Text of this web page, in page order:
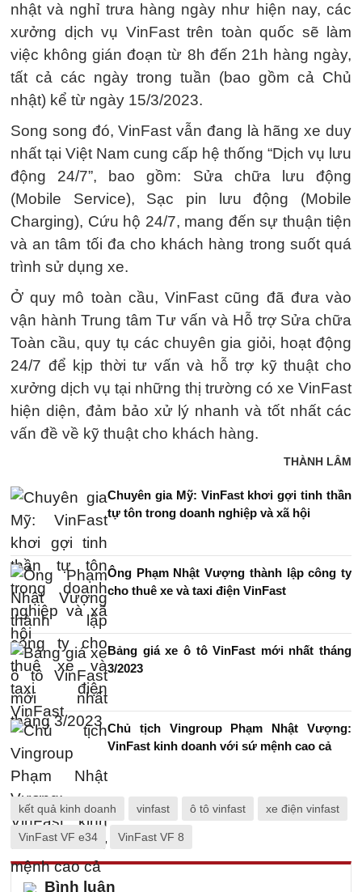
nhật và nghỉ trưa hàng ngày như hiện nay, các
xưởng dịch vụ VinFast trên toàn quốc sẽ làm
việc không gián đoạn từ 8h đến 21h hàng ngày,
tất cả các ngày trong tuần (bao gồm cả Chủ
nhật) kể từ ngày 15/3/2023.
Song song đó, VinFast vẫn đang là hãng xe duy
nhất tại Việt Nam cung cấp hệ thống “Dịch vụ lưu
động 24/7”, bao gồm: Sửa chữa lưu động
(Mobile Service), Sạc pin lưu động (Mobile
Charging), Cứu hộ 24/7, mang đến sự thuận tiện
và an tâm tối đa cho khách hàng trong suốt quá
trình sử dụng xe.
Ở quy mô toàn cầu, VinFast cũng đã đưa vào
vận hành Trung tâm Tư vấn và Hỗ trợ Sửa chữa
Toàn cầu, quy tụ các chuyên gia giỏi, hoạt động
24/7 để kịp thời tư vấn và hỗ trợ kỹ thuật cho
xưởng dịch vụ tại những thị trường có xe VinFast
hiện diện, đảm bảo xử lý nhanh và tốt nhất các
vấn đề về kỹ thuật cho khách hàng.
THÀNH LÂM
Chuyên gia Mỹ: VinFast khơi gợi tinh thần
tự tôn trong doanh nghiệp và xã hội
Ông Phạm Nhật Vượng thành lập công ty
cho thuê xe và taxi điện VinFast
Bảng giá xe ô tô VinFast mới nhất tháng
3/2023
Chủ tịch Vingroup Phạm Nhật Vượng:
VinFast kinh doanh với sứ mệnh cao cả
kết quả kinh doanh vinfast ô tô vinfast xe điện vinfast
VinFast VF e34 VinFast VF 8
Bình luận